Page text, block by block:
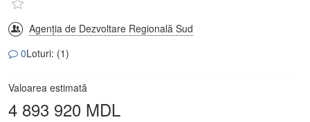
Agenția de Dezvoltare Regională Sud
0Loturi: (1)
Valoarea estimată
4 893 920 MDL